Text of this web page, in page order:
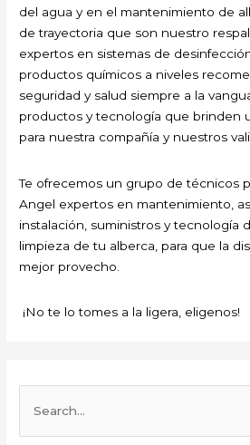
del agua y en el mantenimiento de
de trayectoria que son nuestro
expertos en sistemas de
productos químicos a niveles
seguridad y salud siempre a la
productos y tecnología que brinden
para nuestra compañía y nuestros
Te ofrecemos un grupo de técnicos
Angel expertos en mantenimiento,
instalación, suministros y tecnología
limpieza de tu alberca, para que la
mejor provecho.
¡No te lo tomes a la ligera, eligenos!